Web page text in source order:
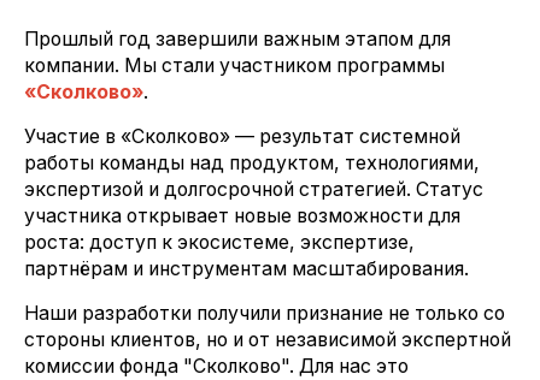
Прошлый год завершили важным этапом для
компании. Мы стали участником программы
«Сколково».
Участие в «Сколково» — результат системной
работы команды над продуктом, технологиями,
экспертизой и долгосрочной стратегией. Статус
участника открывает новые возможности для
роста: доступ к экосистеме, экспертизе,
партнёрам и инструментам масштабирования.
Наши разработки получили признание не только со
стороны клиентов, но и от независимой экспертной
комиссии фонда "Сколково". Для нас это